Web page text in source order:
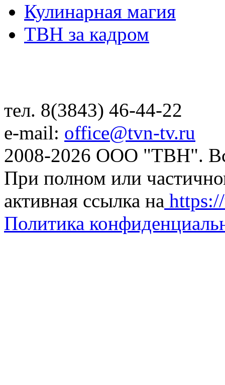
Кулинарная магия
ТВН за кадром
тел. 8(3843) 46-44-22
e-mail: office@tvn-tv.ru
2008-2026 ООО "ТВН".
При полном или
активная ссылка на
Политика